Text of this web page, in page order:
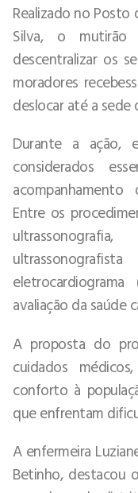
Realizado no Posto
Silva, o mutirão
descentralizar os
moradores
deslocar até a sede
Durante a ação,
considerados
Entre os
avaliação da saúde
A proposta do
cuidados
conforto à
que enfrentam
A enfermeira
Betinho, destacou